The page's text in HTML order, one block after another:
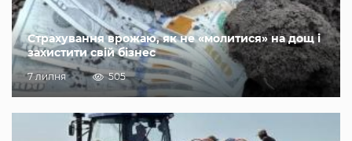
Страхування врожаю, як не «молитися» на дощ і
захистити свій бізнес
7 липня 505